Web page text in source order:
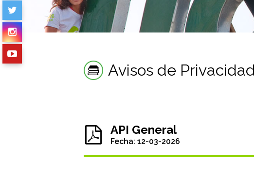
Avisos de Privacidad
API General
Fecha: 12-03-2026